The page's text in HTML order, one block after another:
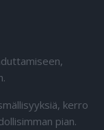
kerro
pian.